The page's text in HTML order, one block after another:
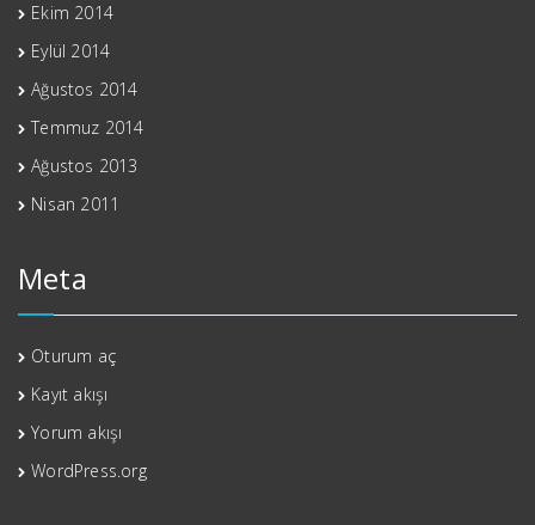
Ekim 2014
Eylül 2014
Ağustos 2014
Temmuz 2014
Ağustos 2013
Nisan 2011
Meta
Oturum aç
Kayıt akışı
Yorum akışı
WordPress.org